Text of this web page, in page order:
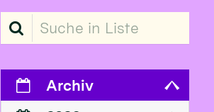
Suche in Liste
Archiv